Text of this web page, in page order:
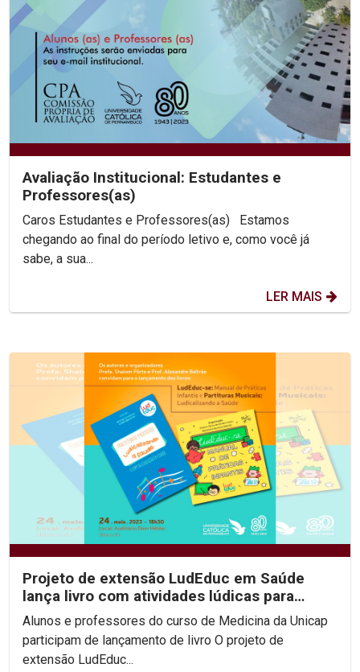
Avaliação Institucional: Estudantes e
Professores(as)
Caros Estudantes e Professores(as) Estamos
chegando ao final do período letivo e, como você já
sabe, a sua...
LER MAIS
Projeto de extensão LudEduc em Saúde
lança livro com atividades lúdicas para
educação em saúde...
Alunos e professores do curso de Medicina da Unicap
participam de lançamento de livro O projeto de
extensão LudEduc...